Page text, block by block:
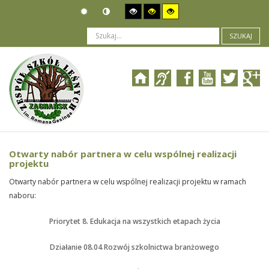
SZUKAJ
Jesteś tutaj: Ogłoszenia
Otwarty nabór partnera w celu wspólnej realizacji projektu
Otwarty nabór partnera w celu wspólnej realizacji
projektu
Otwarty nabór partnera w celu wspólnej realizacji projektu w ramach
naboru:
Priorytet 8. Edukacja na wszystkich etapach życia
Działanie 08.04 Rozwój szkolnictwa branżowego